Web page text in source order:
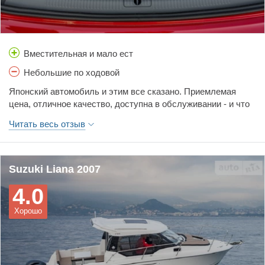
Вместительная и мало ест
Небольшие по ходовой
Японский автомобиль и этим все сказано. Приемлемая
цена, отличное качество, доступна в обслуживании - и что
держит отлично. Мощная для своих лошадок. Качественно
исполнена, крепкий толстый металл. Большой и вместимый
багажник. Владеем ей 1 год т очень довольны. Все супер
Читать весь отзыв
Suzuki Liana 2007
Хорошо
4.0